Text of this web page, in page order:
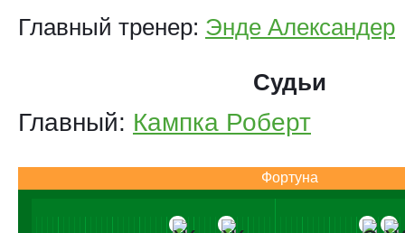
Главный тренер: Энде Александер
Судьи
Главный: Кампка Роберт
Фортуна